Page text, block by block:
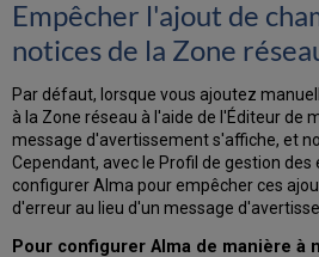
Empêcher l'ajout de
notices de la Zone
Par défaut, lorsque vous ajoutez
à la Zone réseau à l'aide de l'Éditeur de
message d'avertissement s'affiche, et
Cependant, avec le Profil de gestion des
configurer Alma pour empêcher ces
d'erreur au lieu d'un message
Pour configurer Alma de manière à